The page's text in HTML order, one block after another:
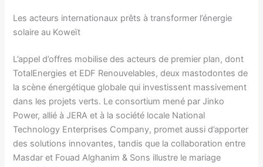
Les acteurs internationaux prêts à transformer l’énergie
solaire au Koweït
L’appel d’offres mobilise des acteurs de premier plan, dont
TotalEnergies et EDF Renouvelables, deux mastodontes de
la scène énergétique globale qui investissent massivement
dans les projets verts. Le consortium mené par Jinko
Power, allié à JERA et à la société locale National
Technology Enterprises Company, promet aussi d’apporter
des solutions innovantes, tandis que la collaboration entre
Masdar et Fouad Alghanim & Sons illustre le mariage